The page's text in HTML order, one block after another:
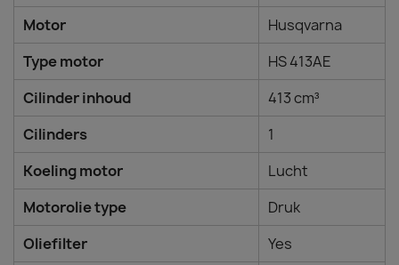
Motor
Husqvarna
Type motor
HS 413AE
Cilinder inhoud
413 cm³
Cilinders
1
Koeling motor
Lucht
Motorolie type
Druk
Oliefilter
Yes